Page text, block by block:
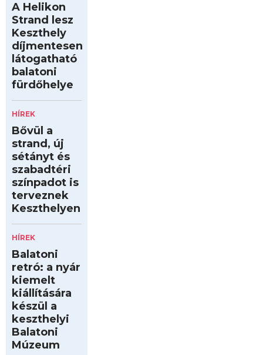
A Helikon
Strand lesz
Keszthely
díjmentesen
látogatható
balatoni
fürdőhelye
HÍREK
Bővül a
strand, új
sétányt és
szabadtéri
színpadot is
terveznek
Keszthelyen
HÍREK
Balatoni
retró: a nyár
kiemelt
kiállítására
készül a
keszthelyi
Balatoni
Múzeum